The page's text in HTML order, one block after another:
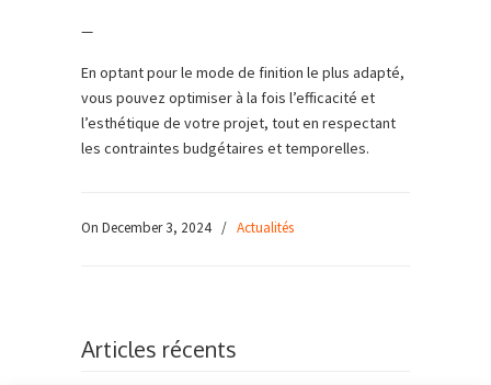
—
En optant pour le mode de finition le plus adapté,
vous pouvez optimiser à la fois l’efficacité et
l’esthétique de votre projet, tout en respectant
les contraintes budgétaires et temporelles.
On December 3, 2024 / Actualités
Articles récents